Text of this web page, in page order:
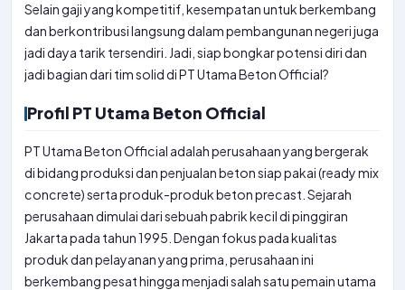
Selain gaji yang kompetitif, kesempatan untuk berkembang
dan berkontribusi langsung dalam pembangunan negeri juga
jadi daya tarik tersendiri. Jadi, siap bongkar potensi diri dan
jadi bagian dari tim solid di PT Utama Beton Official?
Profil PT Utama Beton Official
PT Utama Beton Official adalah perusahaan yang bergerak
di bidang produksi dan penjualan beton siap pakai (ready mix
concrete) serta produk-produk beton precast. Sejarah
perusahaan dimulai dari sebuah pabrik kecil di pinggiran
Jakarta pada tahun 1995. Dengan fokus pada kualitas
produk dan pelayanan yang prima, perusahaan ini
berkembang pesat hingga menjadi salah satu pemain utama